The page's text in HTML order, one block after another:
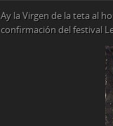
Ay la Virgen de la teta al
confirmación del festival